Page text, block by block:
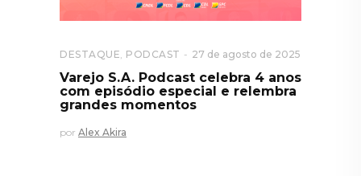
DESTAQUE PODCAST 27 de agosto de 2025
Varejo S.A. Podcast celebra 4 anos
com episódio especial e relembra
grandes momentos
por Alex Akira